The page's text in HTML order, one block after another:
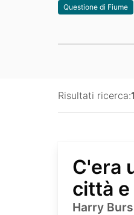
Questione di Fiume
Risultati ricerca:1
C'era
città e
Harry